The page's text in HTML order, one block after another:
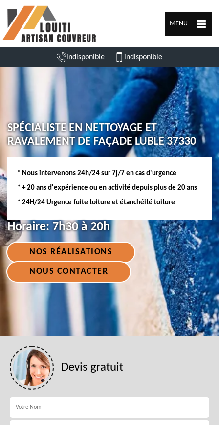
MENU
indisponible indisponible
SPÉCIALISTE EN NETTOYAGE ET
RAVALEMENT DE FAÇADE LUBLE 37330
* Nous intervenons 24h/24 sur 7j/7 en cas d'urgence
* + 20 ans d'expérience ou en activité depuis plus de 20 ans
* 24H/24 Urgence fuite toiture et étanchéité toiture
Horaire: 7h30 à 20h
NOS RÉALISATIONS
NOUS CONTACTER
Devis gratuit